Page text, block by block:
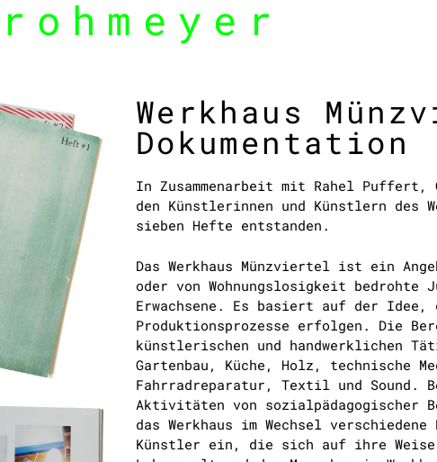
Werkhaus
Dokumentation
In Zusammenarbeit mit Rahel Puffert,
den Künstlerinnen und Künstlern des
sieben Hefte entstanden.
Das Werkhaus Münzviertel ist ein
oder von Wohnungslosigkeit bedrohte
Erwachsene. Es basiert auf der Idee,
Produktionsprozesse erfolgen. Die
künstlerischen und handwerklichen
Gartenbau, Küche, Holz, technische
Fahrradreparatur, Textil und Sound.
Aktivitäten von sozialpädagogischer
das Werkhaus im Wechsel
Künstler ein, die sich auf ihre Weise